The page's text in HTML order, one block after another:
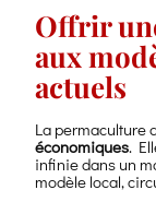
Offrir
aux
actuels
La permaculture
économiques.
infinie dans un
modèle local,